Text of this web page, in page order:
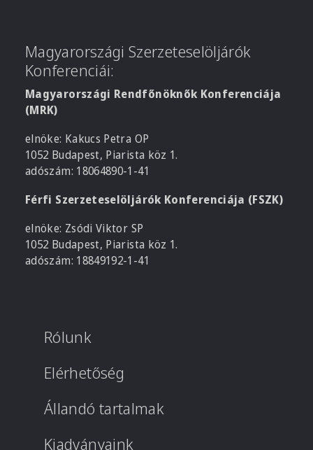
Magyarországi Szerzeteselöljárók
Konferenciái:
Magyarországi Rendfőnöknők Konferenciája
(MRK)
elnöke: Kakucs Petra OP
1052 Budapest, Piarista köz 1.
adószám: 18064890-1-41
Férfi Szerzeteselöljárók Konferenciája (FSZK)
elnöke: Zsódi Viktor SP
1052 Budapest, Piarista köz 1.
adószám: 18849192-1-41
Rólunk
Elérhetőség
Állandó tartalmak
Kiadványaink